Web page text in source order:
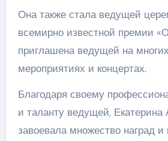
Она также стала ведущей
всемирно известной премии
приглашена ведущей на
мероприятиях и концертах.
Благодаря своему
и таланту ведущей, Екатерина
завоевала множество наград и